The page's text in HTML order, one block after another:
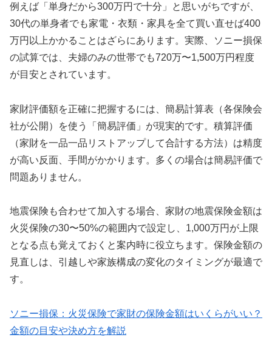
例えば「単身だから300万円で十分」と思いがちですが、
30代の単身者でも家電・衣類・家具を全て買い直せば400
万円以上かかることはざらにあります。実際、ソニー損保
の試算では、夫婦のみの世帯でも720万〜1,500万円程度
が目安とされています。
家財評価額を正確に把握するには、簡易計算表（各保険会
社が公開）を使う「簡易評価」が現実的です。積算評価
（家財を一品一品リストアップして合計する方法）は精度
が高い反面、手間がかかります。多くの場合は簡易評価で
問題ありません。
地震保険も合わせて加入する場合、家財の地震保険金額は
火災保険の30〜50%の範囲内で設定し、1,000万円が上限
となる点も覚えておくと案内時に役立ちます。保険金額の
見直しは、引越しや家族構成の変化のタイミングが最適で
す。
ソニー損保：火災保険で家財の保険金額はいくらがいい？
金額の目安や決め方を解説